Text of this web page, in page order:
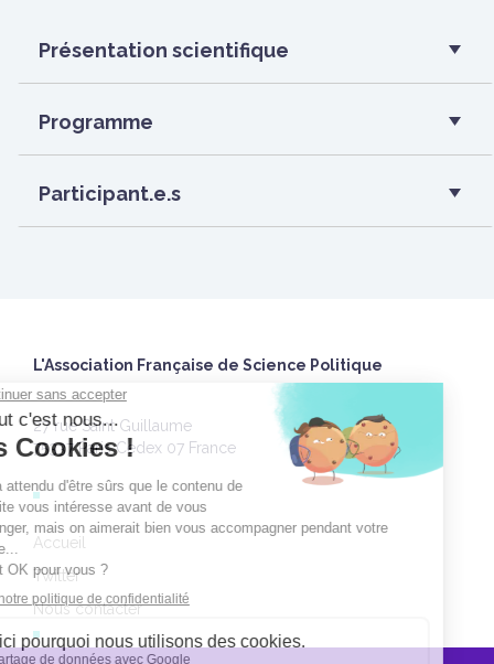
Présentation scientifique
Programme
Participant.e.s
L'Association Française de Science Politique
27 rue Saint Guillaume
75337 Paris Cedex 07 France
Accueil
Twitter
Nous contacter